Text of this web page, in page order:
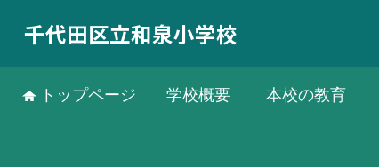
千代田区立和泉小学校
トップページ 学校概要 本校の教育